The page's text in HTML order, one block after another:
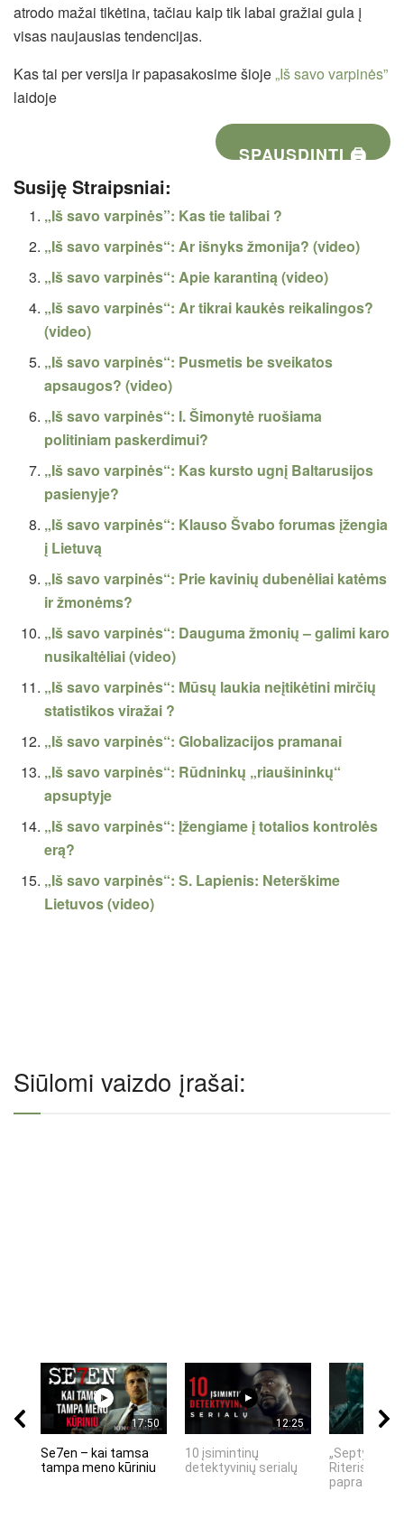
atrodo mažai tikėtina, tačiau kaip tik labai gražiai gula į
visas naujausias tendencijas.
Kas tai per versija ir papasakosime šioje„Iš savo varpinės”
laidoje
SPAUSDINTI 🖨
Susiję Straipsniai:
„Iš savo varpinės”: Kas tie talibai ?
„Iš savo varpinės“: Ar išnyks žmonija? (video)
„Iš savo varpinės“: Apie karantiną (video)
„Iš savo varpinės“: Ar tikrai kaukės reikalingos?
(video)
„Iš savo varpinės“: Pusmetis be sveikatos
apsaugos? (video)
„Iš savo varpinės“: I. Šimonytė ruošiama
politiniam paskerdimui?
„Iš savo varpinės“: Kas kursto ugnį Baltarusijos
pasienyje?
„Iš savo varpinės“: Klauso Švabo forumas įžengia
į Lietuvą
„Iš savo varpinės“: Prie kavinių dubenėliai katėms
ir žmonėms?
„Iš savo varpinės“: Dauguma žmonių – galimi karo
nusikaltėliai (video)
„Iš savo varpinės“: Mūsų laukia neįtikėtini mirčių
statistikos viražai ?
„Iš savo varpinės“: Globalizacijos pramanai
„Iš savo varpinės“: Rūdninkų „riaušininkų“
apsuptyje
„Iš savo varpinės“: Įžengiame į totalios kontrolės
erą?
„Iš savo varpinės“: S. Lapienis: Neterškime
Lietuvos (video)
Siūlomi vaizdo įrašai:
17:50
Se7en – kai tamsa
tampa meno kūriniu
12:25
10 įsimintinų
detektyvinių serialų
„Septynių
Riteris" – kai